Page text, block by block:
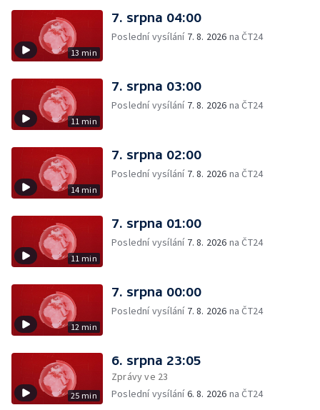
13 min
7. srpna 04:00
Poslední vysílání 7. 8. 2026 na ČT24
11 min
7. srpna 03:00
Poslední vysílání 7. 8. 2026 na ČT24
14 min
7. srpna 02:00
Poslední vysílání 7. 8. 2026 na ČT24
11 min
7. srpna 01:00
Poslední vysílání 7. 8. 2026 na ČT24
12 min
7. srpna 00:00
Poslední vysílání 7. 8. 2026 na ČT24
25 min
6. srpna 23:05
Zprávy ve 23
Poslední vysílání6. 8. 2026 na ČT24